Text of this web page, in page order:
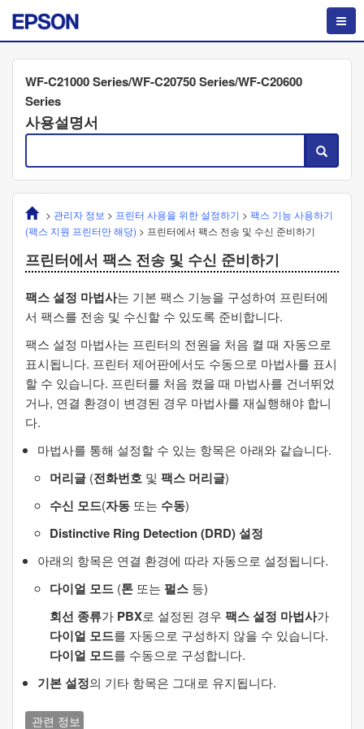
WF-C21000 Series/WF-C20750 Series/WF-C20600
Series
사용설명서
> 관리자 정보 > 프린터 사용을 위한 설정하기 > 팩스 기능 사용하기
(팩스 지원 프린터만 해당) > 프린터에서 팩스 전송 및 수신 준비하기
프린터에서 팩스 전송 및 수신 준비하기
팩스 설정 마법사는 기본 팩스 기능을 구성하여 프린터에
서 팩스를 전송 및 수신할 수 있도록 준비합니다.
팩스 설정 마법사는 프린터의 전원을 처음 켤 때 자동으로
표시됩니다. 프린터 제어판에서도 수동으로 마법사를 표시
할 수 있습니다. 프린터를 처음 켰을 때 마법사를 건너뛰었
거나, 연결 환경이 변경된 경우 마법사를 재실행해야 합니
다.
마법사를 통해 설정할 수 있는 항목은 아래와 같습니다.
머리글 (전화번호 및 팩스 머리글)
수신 모드(자동 또는 수동)
Distinctive Ring Detection (DRD) 설정
아래의 항목은 연결 환경에 따라 자동으로 설정됩니다.
다이얼 모드 (톤 또는 펄스 등)
회선 종류가 PBX로 설정된 경우 팩스 설정 마법사가
다이얼 모드를 자동으로 구성하지 않을 수 있습니다.
다이얼 모드를 수동으로 구성합니다.
기본 설정의 기타 항목은 그대로 유지됩니다.
관련 정보